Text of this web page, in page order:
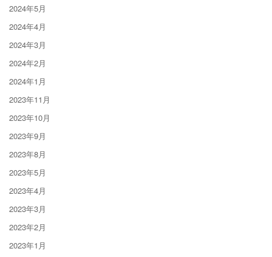
2024年5月
2024年4月
2024年3月
2024年2月
2024年1月
2023年11月
2023年10月
2023年9月
2023年8月
2023年5月
2023年4月
2023年3月
2023年2月
2023年1月